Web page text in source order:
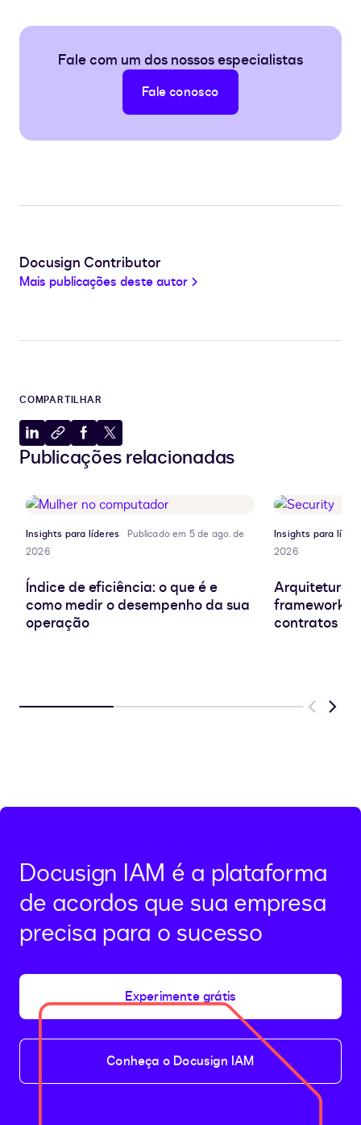
Fale com um dos nossos especialistas
Fale conosco
Docusign Contributor
Mais publicações deste autor
COMPARTILHAR
Compartilhar
no
Copiar
para
de
transferência
Compartilhar
no
Compartilhar
no
Publicações relacionadas
Insights para líderes
Publicado em 5 de ago. de
2026
Índice de eficiência: o que é e
como medir o desempenho da sua
operação
Insights para
2026
Arquitetura
frameworks
contratos
Previous
Next
Docusign IAM é a plataforma
de acordos que sua empresa
precisa para o sucesso
Experimente grátis
Conheça o Docusign IAM